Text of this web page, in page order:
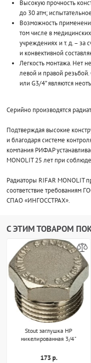
Высокую прочность
до 30 атм;
Возможность
том числе в
учреждениях и т. д. – за
и конвективной
Легкость монтажа. Нет
левой и правой
или G3/4” являются
Серийно производятся
Подтверждая высокие
и благодаря системе
компания РИФАР
MONOLIT 25 лет при
Радиаторы RIFAR MONOLIT
соответствие требованиям
СПАО «ИНГОССТРАХ».
С ЭТИМ ТОВАРОМ
Stout заглушка НР
никелированная 3/4"
173 р.